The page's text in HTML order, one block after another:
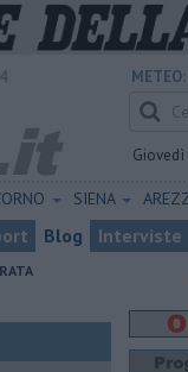
METEO:
Giovedì
SIENA
Blog Interviste